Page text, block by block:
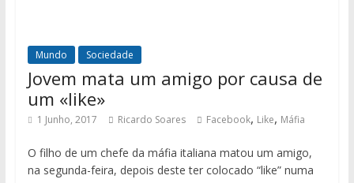
Mundo Sociedade
Jovem mata um amigo por causa de
um «like»
1 Junho, 2017 Ricardo Soares Facebook, Like, Máfia
O filho de um chefe da máfia italiana matou um amigo,
na segunda-feira, depois deste ter colocado “like” numa